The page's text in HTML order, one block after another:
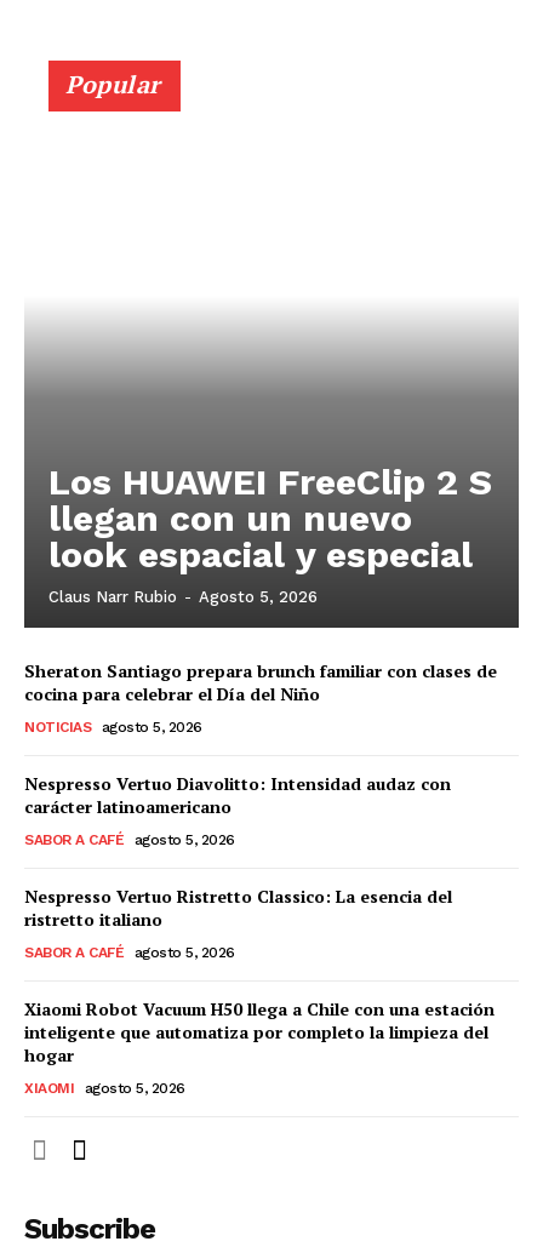
Popular
Los HUAWEI FreeClip 2 S
llegan con un nuevo
look espacial y especial
Claus Narr Rubio - Agosto 5, 2026
Sheraton Santiago prepara brunch familiar con clases de
cocina para celebrar el Día del Niño
NOTICIAS agosto 5, 2026
Nespresso Vertuo Diavolitto: Intensidad audaz con
carácter latinoamericano
SABOR A CAFÉ agosto 5, 2026
Nespresso Vertuo Ristretto Classico: La esencia del
ristretto italiano
SABOR A CAFÉ agosto 5, 2026
Xiaomi Robot Vacuum H50 llega a Chile con una estación
inteligente que automatiza por completo la limpieza del
hogar
XIAOMI agosto 5, 2026
Subscribe